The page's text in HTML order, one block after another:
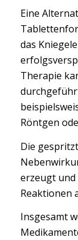
Eine
das
Therapie
Röntgen
Die
erzeugt und
Reaktionen
Insgesamt